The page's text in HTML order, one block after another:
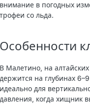
внимание в погодных
трофеи со льда.
Особенности
В Малетино, на
держится на глубинах
идеально для
давления, когда хищник